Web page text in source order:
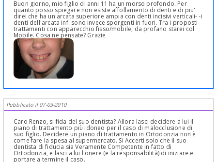
Buon giorno, mio figlio di anni 11 ha un morso profondo. Per
quanto posso spiegare non esiste affollamento di denti e di piu'
direi che ha un'arcata superiore ampia con denti incisivi verticali- -i
denti dell'arcata inf. sono invece sporgenti in fuori. Tra i proposti
trattamenti con apparecchio fisso/mobile, da profano starei col
Mobile. Cosa ne pensate? Grazie
Pubblicato il 07-03-2010
Caro Renzo, si fida del suo dentista? Allora lasci decidere a lui il
piano di trattamento più idoneo per il caso di malocclusione di
suo figlio. Decidere un piano di trattamento in Ortodonzia non è
come fare la spesa al supermercato. Si Accerti solo che il suo
dentista di fiducia sia Veramente Competente in fatto di
Ortodonzia, e lasci a lui l'onere (e la responsabilità) di iniziare e
portare a termine il caso.